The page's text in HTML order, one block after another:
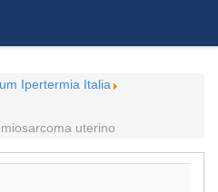
Ipertermia Italia
uterino